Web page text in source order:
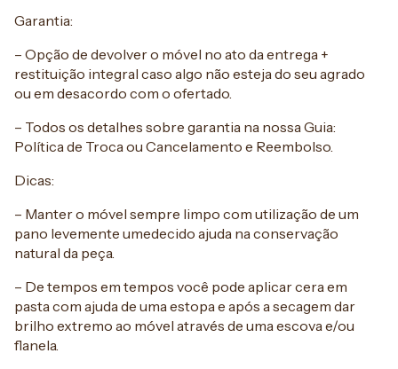
Garantia:
– Opção de devolver o móvel no ato da entrega +
restituição integral caso algo não esteja do seu agrado
ou em desacordo com o ofertado.
– Todos os detalhes sobre garantia na nossa Guia:
Política de Troca ou Cancelamento e Reembolso.
Dicas:
– Manter o móvel sempre limpo com utilização de um
pano levemente umedecido ajuda na conservação
natural da peça.
– De tempos em tempos você pode aplicar cera em
pasta com ajuda de uma estopa e após a secagem dar
brilho extremo ao móvel através de uma escova e/ou
flanela.